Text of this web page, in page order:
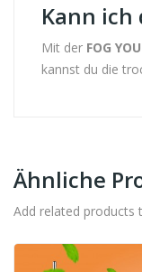
Kann ich
Mit der FOG
kannst du die
Ähnliche
Add related products